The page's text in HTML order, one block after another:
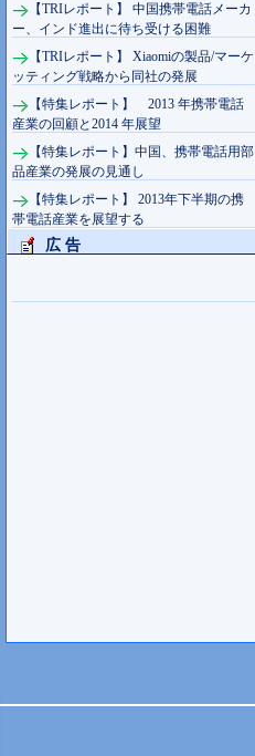
【TRIレポート】 中国携帯電話メーカ
ー、インド進出に待ち受ける困難
【TRIレポート】 Xiaomiの製品/マーケ
ッティング戦略から同社の発展
【特集レポート】 2013 年携帯電話
産業の回顧と2014 年展望
【特集レポート】中国、携帯電話用部
品産業の発展の見通し
【特集レポート】 2013年下半期の携
帯電話産業を展望する
広 告